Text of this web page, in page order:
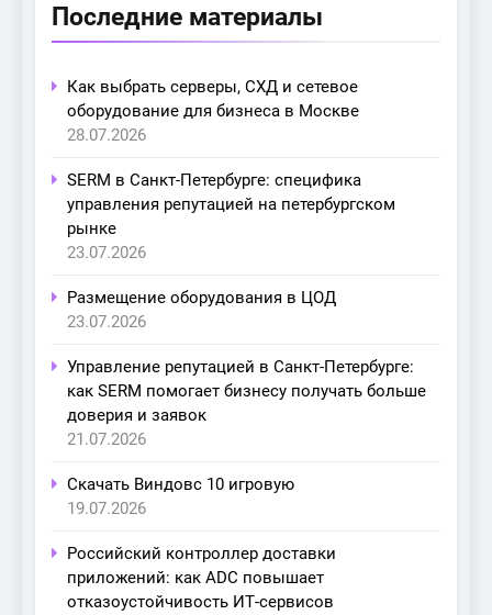
Последние материалы
Как выбрать серверы, СХД и сетевое
оборудование для бизнеса в Москве
28.07.2026
SERM в Санкт-Петербурге: специфика
управления репутацией на петербургском
рынке
23.07.2026
Размещение оборудования в ЦОД
23.07.2026
Управление репутацией в Санкт-Петербурге:
как SERM помогает бизнесу получать больше
доверия и заявок
21.07.2026
Скачать Виндовс 10 игровую
19.07.2026
Российский контроллер доставки
приложений: как ADC повышает
отказоустойчивость ИТ-сервисов